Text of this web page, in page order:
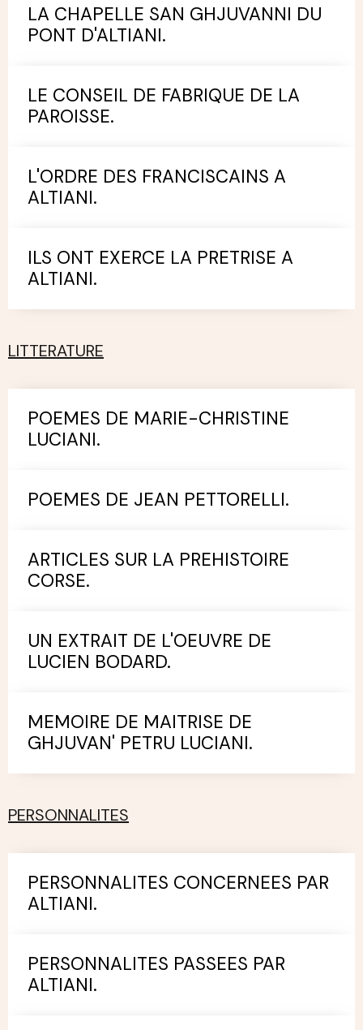
LA CHAPELLE SAN GHJUVANNI DU
PONT D'ALTIANI.
LE CONSEIL DE FABRIQUE DE LA
PAROISSE.
L'ORDRE DES FRANCISCAINS A
ALTIANI.
ILS ONT EXERCE LA PRETRISE A
ALTIANI.
LITTERATURE
POEMES DE MARIE-CHRISTINE
LUCIANI.
POEMES DE JEAN PETTORELLI.
ARTICLES SUR LA PREHISTOIRE
CORSE.
UN EXTRAIT DE L'OEUVRE DE
LUCIEN BODARD.
MEMOIRE DE MAITRISE DE
GHJUVAN' PETRU LUCIANI.
PERSONNALITES
PERSONNALITES CONCERNEES PAR
ALTIANI.
PERSONNALITES PASSEES PAR
ALTIANI.